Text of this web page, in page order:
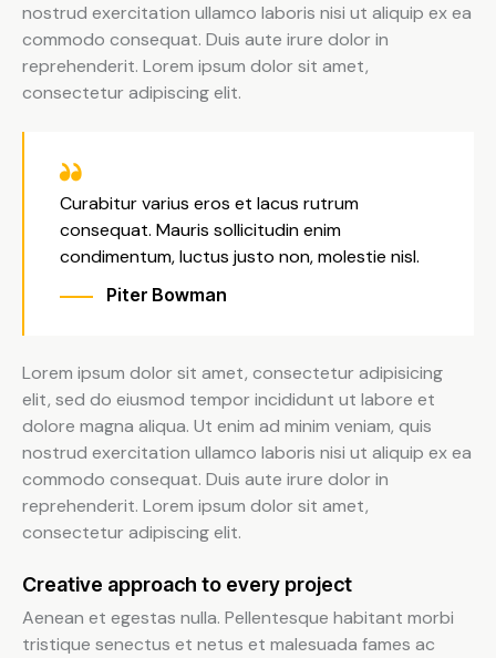
nostrud exercitation ullamco laboris nisi ut aliquip ex ea
commodo consequat. Duis aute irure dolor in
reprehenderit. Lorem ipsum dolor sit amet,
consectetur adipiscing elit.
Curabitur varius eros et lacus rutrum
consequat. Mauris sollicitudin enim
condimentum, luctus justo non, molestie nisl.
Piter Bowman
Lorem ipsum dolor sit amet, consectetur adipisicing
elit, sed do eiusmod tempor incididunt ut labore et
dolore magna aliqua. Ut enim ad minim veniam, quis
nostrud exercitation ullamco laboris nisi ut aliquip ex ea
commodo consequat. Duis aute irure dolor in
reprehenderit. Lorem ipsum dolor sit amet,
consectetur adipiscing elit.
Creative approach to every project
Aenean et egestas nulla. Pellentesque habitant morbi
tristique senectus et netus et malesuada fames ac